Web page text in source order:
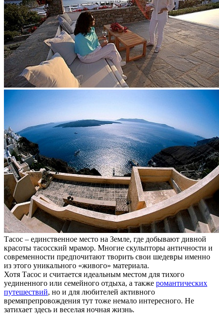
Тасос – единственное место на Земле, где добывают дивной
красоты тасосский мрамор. Многие скульпторы античности и
современности предпочитают творить свои шедевры именно
из этого уникального «живого» материала.
Хотя Тасос и считается идеальным местом для тихого
уединенного или семейного отдыха, а также романтических
путешествий, но и для любителей активного
времяпрепровождения тут тоже немало интересного. Не
затихает здесь и веселая ночная жизнь.